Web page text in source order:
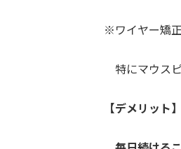
※ワイヤー矯正
特にマウスピ
【デメリット】